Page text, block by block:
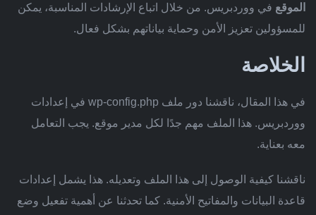
الموقع في ووردبريس. من خلال اتباع الإرشادات المناسبة، يمكن
للمسؤولين تعزيز الأمن وحماية بياناتهم بشكل فعال.
الخلاصة
في هذا المقال، ناقشنا دور ملف wp-config.php في إعدادات
ووردبريس. هذا الملف مهم جدًا لكل مدير موقع. يجب التعامل
معه بعناية.
ناقشنا كيفية الوصول إلى هذا الملف وتعديله. هذا يشمل إعدادات
قاعدة البيانات والمفاتيح الأمنية. كما تحدثنا عن أهمية تفعيل وضع